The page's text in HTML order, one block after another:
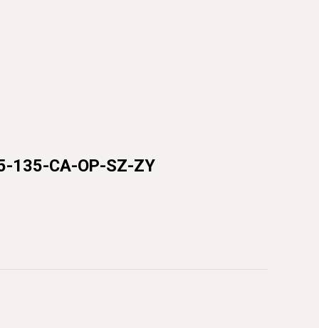
135-CA-OP-SZ-ZY